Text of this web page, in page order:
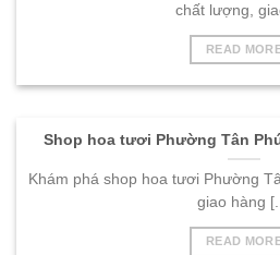
chất lượng,
READ
Shop hoa tươi Phường Tân
Khám phá shop hoa tươi Phường
giao hàng
READ